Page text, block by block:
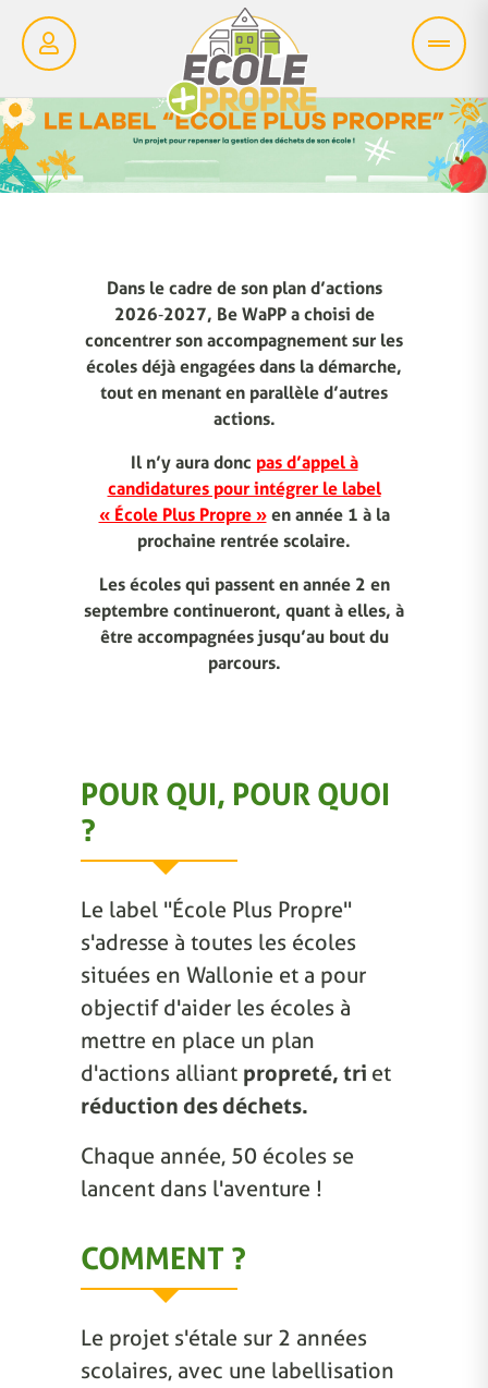
Dans le cadre de son plan d’actions
2026‑2027, Be WaPP a choisi de
concentrer son accompagnement sur les
écoles déjà engagées dans la démarche,
tout en menant en parallèle d’autres
actions.
Il n’y aura donc pas d’appel à
candidatures pour intégrer le label
« École Plus Propre »en année 1 à la
prochaine rentrée scolaire.
Les écoles qui passent en année 2 en
septembre continueront, quant à elles, à
être accompagnées jusqu’au bout du
parcours.
POUR QUI, POUR QUOI
?
Le label "École Plus Propre"
s'adresse à toutes les écoles
situées en Wallonie et a pour
objectif d'aider les écoles à
mettre en place un plan
d'actions alliant propreté, tri et
réduction des déchets.
Chaque année, 50 écoles se
lancent dans l'aventure !
COMMENT ?
Le projet s'étale sur 2 années
scolaires, avec une labellisation